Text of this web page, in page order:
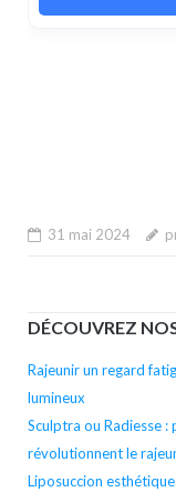
31 mai 2024
DÉCOUVREZ
Rajeunir un regard
lumineux
Sculptra ou Radiesse
révolutionnent le
Liposuccion